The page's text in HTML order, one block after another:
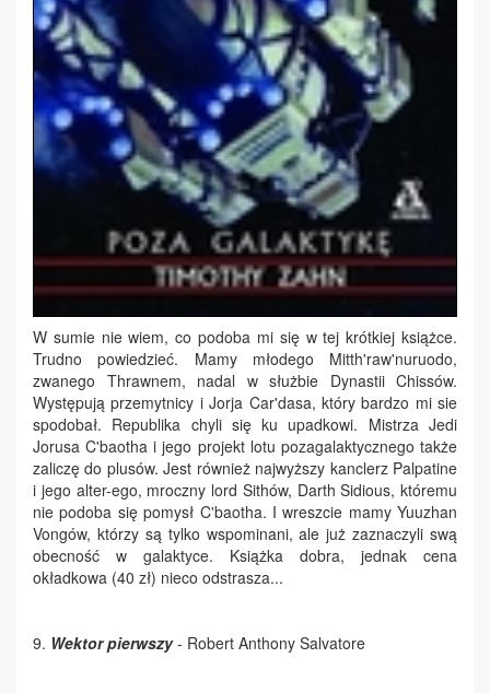
W sumie nie wiem, co podoba mi się w tej krótkiej książce.
Trudno powiedzieć. Mamy młodego Mitth'raw'nuruodo,
zwanego Thrawnem, nadal w służbie Dynastii Chissów.
Występują przemytnicy i Jorja Car'dasa, który bardzo mi sie
spodobał. Republika chyli się ku upadkowi. Mistrza Jedi
Jorusa C'baotha i jego projekt lotu pozagalaktycznego także
zaliczę do plusów. Jest również najwyższy kanclerz Palpatine
i jego alter-ego, mroczny lord Sithów, Darth Sidious, któremu
nie podoba się pomysł C'baotha. I wreszcie mamy Yuuzhan
Vongów, którzy są tylko wspominani, ale już zaznaczyli swą
obecność w galaktyce. Książka dobra, jednak cena
okładkowa (40 zł) nieco odstrasza...
9. Wektor pierwszy- Robert Anthony Salvatore